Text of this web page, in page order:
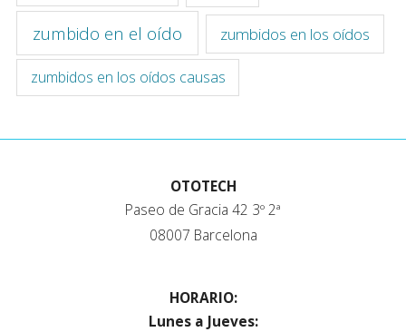
zumbido en el oído zumbidos en los oídos
zumbidos en los oídos causas
OTOTECH
Paseo de Gracia 42 3º 2ª
08007 Barcelona
HORARIO:
Lunes a Jueves: